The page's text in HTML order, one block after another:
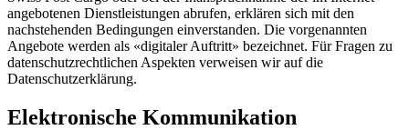
angebotenen Dienstleistungen abrufen, erklären sich mit den
nachstehenden Bedingungen einverstanden. Die vorgenannten
Angebote werden als «digitaler Auftritt» bezeichnet. Für Fragen zu
datenschutzrechtlichen Aspekten verweisen wir auf die
Datenschutzerklärung.
Elektronische Kommunikation